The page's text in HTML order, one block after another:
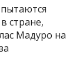
стране,
Мадуро на